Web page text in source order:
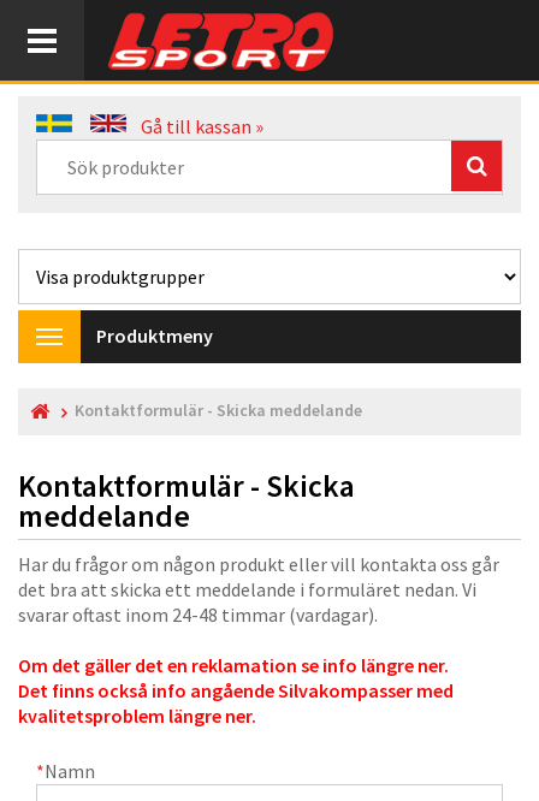
Gå till kassan »
Toggle
navigation
Produktmeny
Kontaktformulär - Skicka meddelande
Kontaktformulär - Skicka
meddelande
Har du frågor om någon produkt eller vill kontakta oss går
det bra att skicka ett meddelande i formuläret nedan. Vi
svarar oftast inom 24-48 timmar (vardagar).
Om det gäller det en reklamation se info längre ner.
Det finns också info angående Silvakompasser med
kvalitetsproblem längre ner.
*Namn